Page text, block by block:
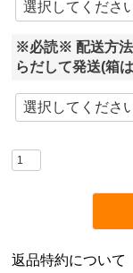
※必読※ 配送方法
らだして発送(箱
返品特約について